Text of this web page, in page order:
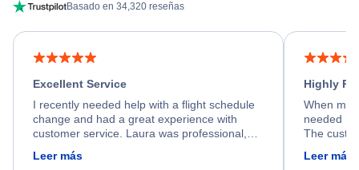
Basado en 34,320 reseñas
Excellent Service
I recently needed help with a flight schedule
change and had a great experience with
customer service. Laura was professional,
friendly, and very helpful throughout the
process. She quickly found a solution and
Leer más
Highly
When my
needed
The
calm,
Leer más